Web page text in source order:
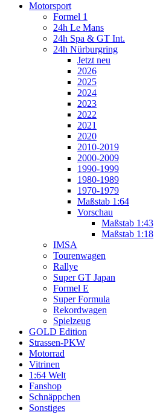
Motorsport
Formel 1
24h Le Mans
24h Spa & GT Int.
24h Nürburgring
Jetzt neu
2026
2025
2024
2023
2022
2021
2020
2010-2019
2000-2009
1990-1999
1980-1989
1970-1979
Maßstab 1:64
Vorschau
Maßstab 1:43
Maßstab 1:18
IMSA
Tourenwagen
Rallye
Super GT Japan
Formel E
Super Formula
Rekordwagen
Spielzeug
GOLD Edition
Strassen-PKW
Motorrad
Vitrinen
1:64 Welt
Fanshop
Schnäppchen
Sonstiges